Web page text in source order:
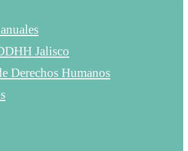
Jalisco
Derechos Humanos